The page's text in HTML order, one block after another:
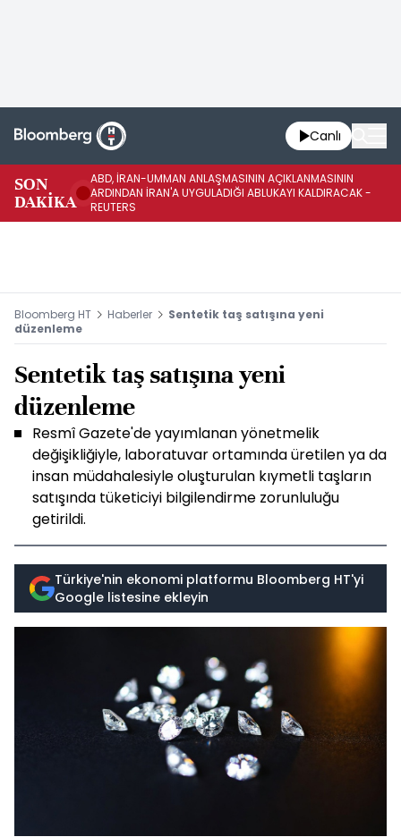
Canlı
SON
DAKİKA
ABD, İRAN-UMMAN ANLAŞMASININ AÇIKLANMASININ
ARDINDAN İRAN'A UYGULADIĞI ABLUKAYI KALDIRACAK -
REUTERS
Bloomberg HT Haberler
Sentetik taş satışına yeni
düzenleme
Sentetik taş satışına yeni
düzenleme
Resmî Gazete'de yayımlanan yönetmelik
değişikliğiyle, laboratuvar ortamında üretilen ya da
insan müdahalesiyle oluşturulan kıymetli taşların
satışında tüketiciyi bilgilendirme zorunluluğu
getirildi.
Türkiye'nin ekonomi platformu Bloomberg HT'yi
Google listesine ekleyin